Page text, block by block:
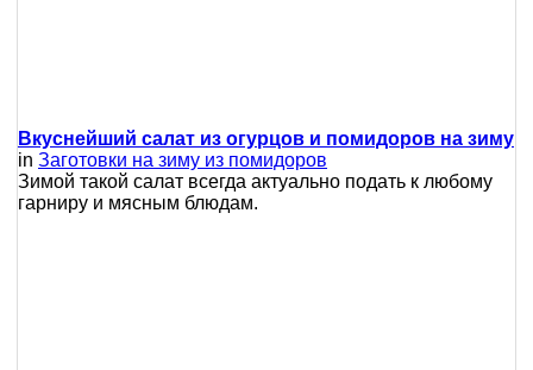
Вкуснейший салат из огурцов и помидоров на зиму
in Заготовки на зиму из помидоров
Зимой такой салат всегда актуально подать к любому
гарниру и мясным блюдам.